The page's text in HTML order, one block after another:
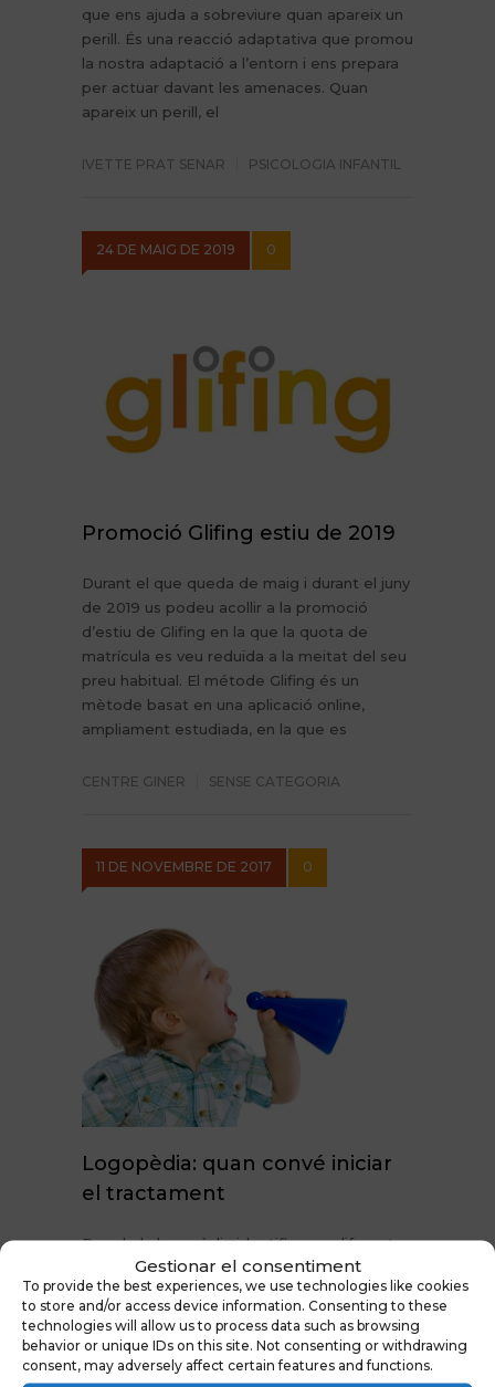
Gestionar el consentiment
To provide the best experiences, we use technologies like cookies
to store and/or access device information. Consenting to these
technologies will allow us to process data such as browsing
behavior or unique IDs on this site. Not consenting or withdrawing
consent, may adversely affect certain features and functions.
que ens ajuda a sobreviure quan apareix un
perill. És una reacció adaptativa que promou
la nostra adaptació a l’entorn i ens prepara
per actuar davant les amenaces. Quan
apareix un perill, el
IVETTE PRAT SENAR PSICOLOGIA INFANTIL
24 DE MAIG DE 2019 0
Promoció Glifing estiu de 2019
Durant el que queda de maig i durant el juny
de 2019 us podeu acollir a la promoció
d’estiu de Glifing en la que la quota de
matrícula es veu reduïda a la meitat del seu
preu habitual. El métode Glifing és un
mètode basat en una aplicació online,
ampliament estudiada, en la que es
CENTRE GINER SENSE CATEGORIA
11 DE NOVEMBRE DE 2017 0
Logopèdia: quan convé iniciar
el tractament
Des de la logopèdia identifiquem diferents
causes o alteracions que poden dificultar un
desenvolupament correcte del llenguatge i
la parla durant el procès d´adquisició d
´aquests aspectes tant importants per a la
comunicació. Encara que el ritme evolutiu